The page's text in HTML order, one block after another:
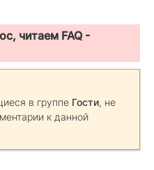
читаем FAQ -
в группе Гости, не
к данной